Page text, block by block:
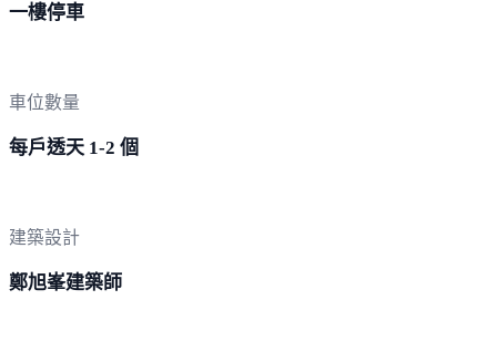
一樓停車
車位數量
每戶透天 1-2 個
建築設計
鄭旭峯建築師